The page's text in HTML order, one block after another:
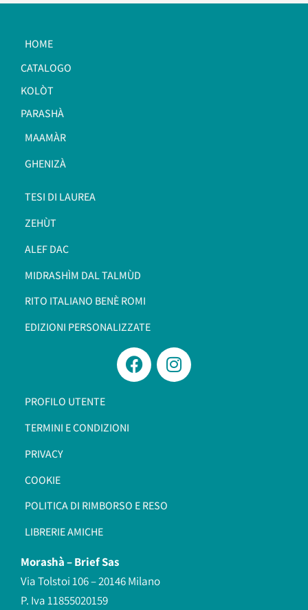
HOME
CATALOGO
KOLÒT
PARASHÀ
MAAMÀR
GHENIZÀ
TESI DI LAUREA
ZEHÙT
ALEF DAC
MIDRASHÌM DAL TALMÙD
RITO ITALIANO BENÈ ROMI​
EDIZIONI PERSONALIZZATE
PROFILO UTENTE
TERMINI E CONDIZIONI
PRIVACY
COOKIE
POLITICA DI RIMBORSO E RESO
LIBRERIE AMICHE
Morashà –Brief Sas
Via Tolstoi 106 – 20146 Milano
P. Iva 11855020159